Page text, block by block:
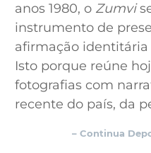
anos 1980, o Zumvi
instrumento de
afirmação identitária
Isto porque reúne
fotografias com
recente do país, da
– Continua